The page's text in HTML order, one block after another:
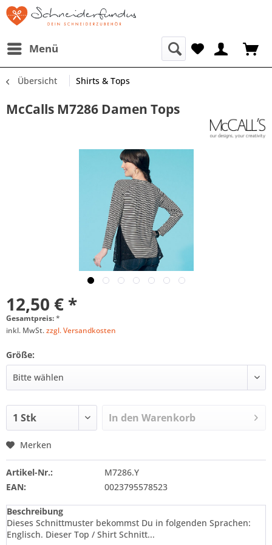
Menü
Übersicht Shirts & Tops
McCalls M7286 Damen Tops
12,50 € *
Gesamtpreis:*
inkl. MwSt.zzgl. Versandkosten
Größe:
In den Warenkorb
Merken
Artikel-Nr.:
M7286.Y
EAN:
0023795578523
Beschreibung
Dieses Schnittmuster bekommst Du in folgenden Sprachen:
Englisch. Dieser Top / Shirt Schnitt...